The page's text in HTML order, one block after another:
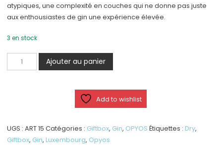
atypiques, une complexité en couches qui ne donne pas juste
aux enthousiastes de gin une expérience élevée.
3 en stock
quantité
de
Ajouter au panier
Add to wishlist
UGS :ART 15 Catégories : Giftbox, Gin, OPYOS Étiquettes :Dry,
Giftbox, Gin,Luxembourg, Opyos